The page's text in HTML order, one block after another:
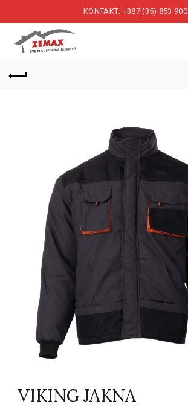
KONTAKT: +387 (35) 853 900
VIKING JAKNA